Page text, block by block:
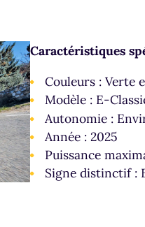
Caractéristiques
Couleurs : Verte
Modèle : E-
Autonomie :
Année : 2025
Puissance
Signe distinctif :